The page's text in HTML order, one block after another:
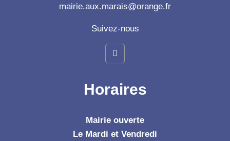
mairie.aux.marais@orange.fr
Suivez-nous
Horaires
Mairie ouverte
Le Mardi et Vendredi